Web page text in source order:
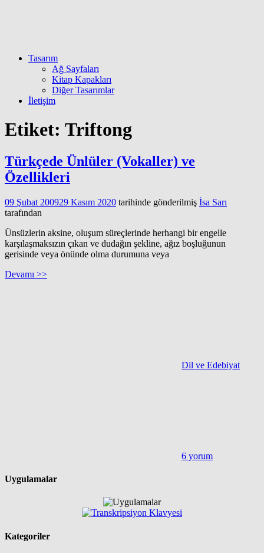
Tasarım
Ağ Sayfaları
Kitap Kapakları
Diğer Tasarımlar
İletişim
Etiket: Triftong
Türkçede Ünlüler (Vokaller) ve
Özellikleri
09 Şubat 200929 Kasım 2020 tarihinde gönderilmiş İsa Sarı
tarafından
Ünsüzlerin aksine, oluşum süreçlerinde herhangi bir engelle
karşılaşmaksızın çıkan ve dudağın şekline, ağız boşluğunun
gerisinde veya önünde olma durumuna veya
Devamı >>
Dil ve Edebiyat
6 yorum
Uygulamalar
Kategoriler